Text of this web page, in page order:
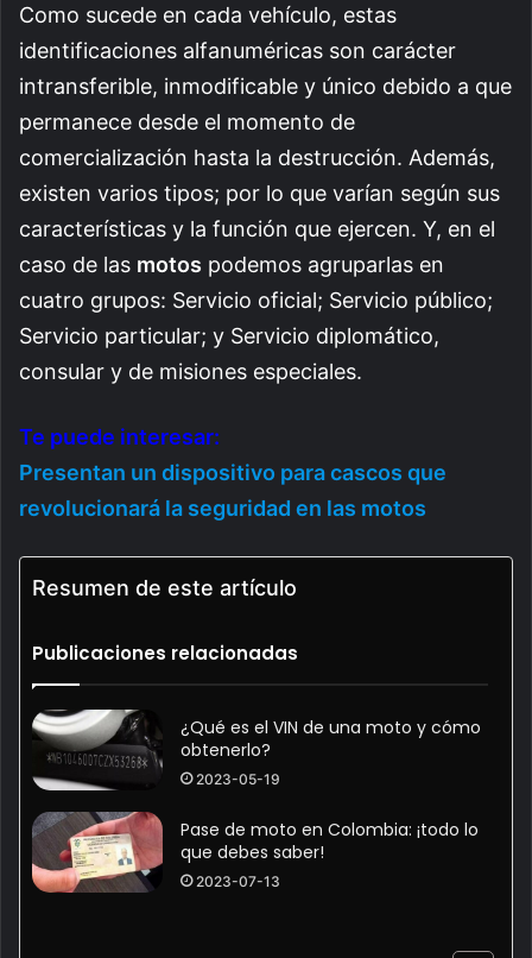
Como sucede en cada vehículo, estas
identificaciones alfanuméricas son carácter
intransferible, inmodificable y único debido a que
permanece desde el momento de
comercialización hasta la destrucción. Además,
existen varios tipos; por lo que varían según sus
características y la función que ejercen. Y, en el
caso de las motos podemos agruparlas en
cuatro grupos: Servicio oficial; Servicio público;
Servicio particular; y Servicio diplomático,
consular y de misiones especiales.
Te puede interesar:
Presentan un dispositivo para cascos que
revolucionará la seguridad en las motos
Resumen de este artículo
Publicaciones relacionadas
¿Qué es el VIN de una moto y cómo
obtenerlo?
2023-05-19
Pase de moto en Colombia: ¡todo lo
que debes saber!
2023-07-13